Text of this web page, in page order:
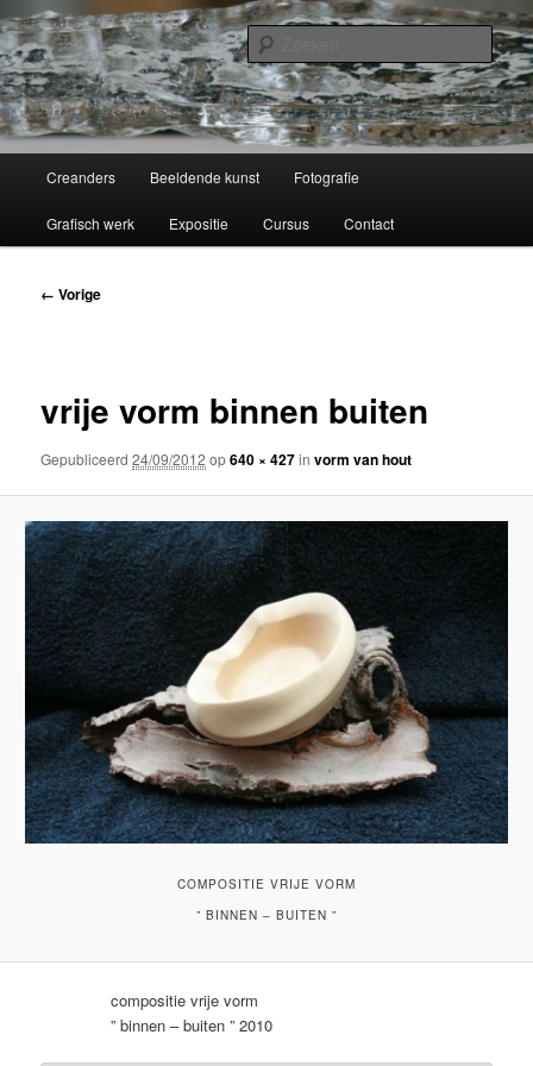
Spring
naar
de
primaire
inhoudCreanders
werken van Anita van der Veen
Creanders Beeldende kunst Fotografie
Grafisch werk Expositie Cursus Contact
Afbeeldingsnavigatie
← Vorige
vrije vorm binnen buiten
Gepubliceerd24/09/2012 op640 × 427invorm van hout
COMPOSITIE VRIJE VORM
” BINNEN – BUITEN ”
compositie vrije vorm
” binnen – buiten ” 2010